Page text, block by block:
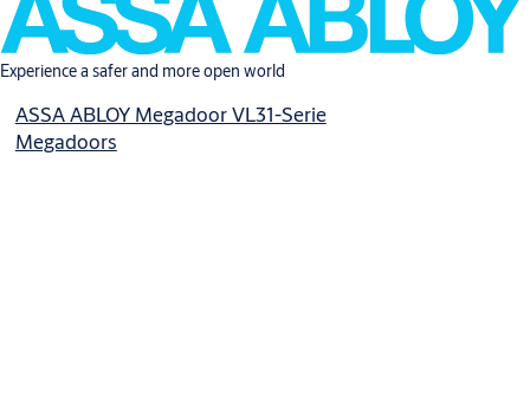
Experience a safer and more open world
ASSA ABLOY Megadoor VL31-Serie
Megadoors